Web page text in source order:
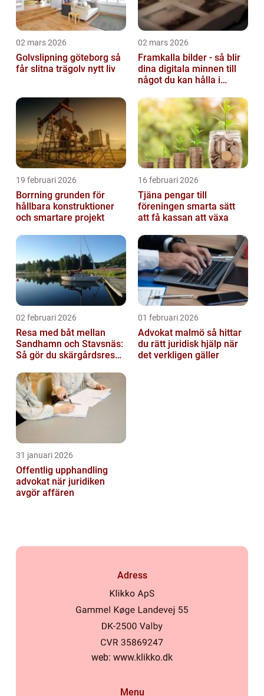
02 mars 2026
Golvslipning göteborg så
får slitna trägolv nytt liv
02 mars 2026
Framkalla bilder - så blir
dina digitala minnen till
något du kan hålla i
19 februari 2026
Borrning grunden för
hållbara konstruktioner
och smartare projekt
16 februari 2026
Tjäna pengar till
föreningen smarta sätt
att få kassan att växa
02 februari 2026
Resa med båt mellan
Sandhamn och Stavsnäs:
Så gör du skärgårdsresan
01 februari 2026
Advokat malmö så hittar
du rätt juridisk hjälp när
det verkligen gäller
31 januari 2026
Offentlig upphandling
advokat när juridiken
avgör affären
Adress
web: www.klikko.dk
Menu